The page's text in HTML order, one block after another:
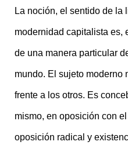
La noción, el sentido de la
modernidad capitalista es,
de una manera particular
mundo. El sujeto moderno
frente a los otros. Es
mismo, en oposición con
oposición radical y